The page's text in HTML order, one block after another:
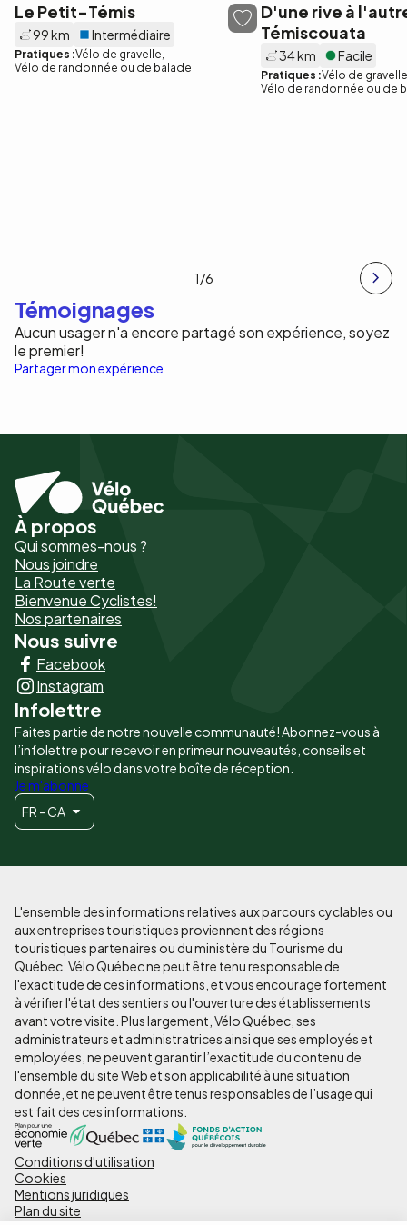
Le Petit-Témis
99 km Intermédiaire
Pratiques :Vélo de gravelle
Vélo de randonnée ou de balade
D'une rive à
Témiscouata
34 km Facile
Pratiques :Vélo de gravelle
Vélo de randonnée ou de
1/6
Témoignages
Aucun usager n'a encore partagé son expérience, soyez
le premier!
Partager mon expérience
Pied
de
page
-
Liens
principaux
À propos
Qui sommes-nous ?
Nous joindre
La Route verte
Bienvenue Cyclistes!
Nos partenaires
Nous suivre
Facebook
Instagram
Infolettre
Faites partie de notre nouvelle communauté! Abonnez-vous à
l’infolettre pour recevoir en primeur nouveautés, conseils et
inspirations vélo dans votre boîte de réception.
Je m'abonne
FR - CA
L'ensemble des informations relatives aux parcours cyclables ou
aux entreprises touristiques proviennent des régions
touristiques partenaires ou du ministère du Tourisme du
Québec. Vélo Québec ne peut être tenu responsable de
l'exactitude de ces informations, et vous encourage fortement
à vérifier l'état des sentiers ou l'ouverture des établissements
avant votre visite. Plus largement, Vélo Québec, ses
administrateurs et administratrices ainsi que ses employés et
employées, ne peuvent garantir l’exactitude du contenu de
l'ensemble du site Web et son applicabilité à une situation
donnée, et ne peuvent être tenus responsables de l’usage qui
est fait des ces informations.
Pied
de
Conditions d'utilisation
Cookies
Mentions juridiques
Plan du site